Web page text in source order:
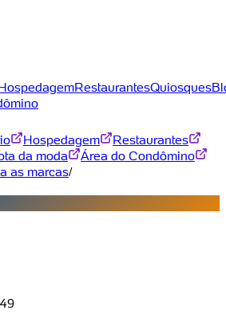
RestaurantesQuiosques
Hospedagem
Restaurantes
da moda
Área do Condômino
as marcas/